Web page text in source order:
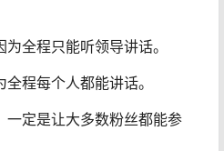
全程只能听领导讲话。
程每个人都能讲话。
一定是让大多数粉丝都能参